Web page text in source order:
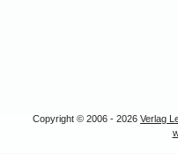
Copyright © 2006 - 2026 Verlag